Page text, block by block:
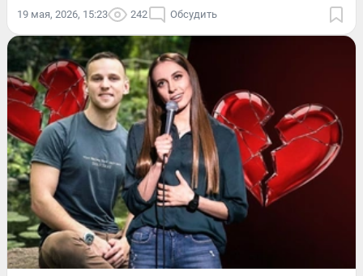
19 мая, 2026, 15:23 242 Обсудить